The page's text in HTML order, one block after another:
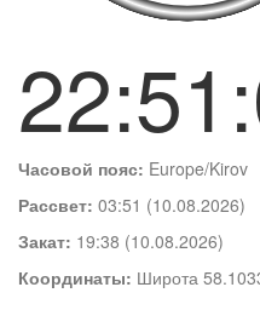
Часовой пояс: Europe/Kirov
Рассвет: 03:51 (10.08.2026)
Закат: 19:38 (10.08.2026)
Координаты: Широта